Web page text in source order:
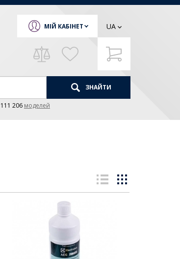
МІЙ КАБІНЕТ UA
ЗНАЙТИ
111 206 моделей